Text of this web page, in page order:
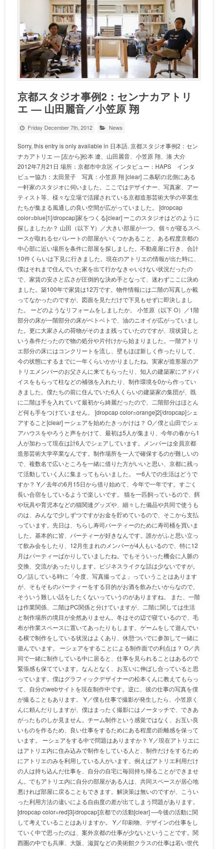
京都スタジオ事例2：センナカアトリ
エ — 山田麗音／小笠原 翔
Friday December 7th, 2012 News
Sorry, this entry is only available in 日本語. 京都スタジオ事例2：セン
ナカアトリエ — [左から]松本 遼、山田麗音、小笠原 翔、湊 大介
2012年7月21日 場所：京都市中京区 インタビュー：HAPS インタ
ビュー協力：太田景子 写真：小笠原 翔 [clear] 二条駅の北側にある
一軒家のスタジオに伺いました。ここではデザイナー、写真家、アー
ティスト等、様々な立場で活躍されている京都造形芸術大学の卒業生
たちが集まる風通しの良い空間が広がっていました。 [dropcap
color=blue]1[/dropcap]家をつくる[clear] ーこのスタジオはどのように
探しましたか？ 山田（以下 Y）／大きい部屋が一つ、個々が寝るスペ
ースが取れるセパレートの部屋がいくつかあること、ある程度京都の
中心部に近い場所を条件に部屋を探しました。不動産屋に行き、合計
10件くらいは下見に行きました。現在のアトリエの情報が出た時に、
僕はそれまで住んでいた家を出て行かなきゃいけない状況だったの
で、家賃の安さと広さが圧倒的な決め手となって、迷わずここに決め
ました。築100年で家賃は12万です。物件情報には二階の写真しか載
ってなかったのですが、図面を見ただけで下見もせずに即決しまし
た。 ーどのようなリフォームをしましたか。 小笠原（以下 O）／1階
部分の床が一階部分の床がベトベトで、油のニオイが広がっていまし
た。更に大家さんの荷物がそのまま残っていたのですが、現状貸しと
いう条件だったので物の処分や片付けから始まりました。一階アトリ
エ部分の床にはコンクリートを流し、壁もほぼ新しく作ったりして、
今の状態にするまでに一年くらいかかりましたね。実家が造形屋のア
トリエメンバーのお父さんに来てもらったり、知人の建築家にアドバ
イスをもらって柱などの補強を入れたり、制作環境を0から作ってい
きました。僕たちの前に住んでいた6人くらいの建築家の集団が、既
に二階は手を入れていて最初から綺麗だったので、二階部分はほとん
ど何も手をつけていません。 [dropcap color=orange]2[/dropcap]シェ
アすること[clear] ーシェアを始めたきっかけは？ O／僕と山田でシェ
アハウスをやろうと声をかけて、最初は5人が集まり、今年の春から1
人が加わって現在は計6人でシェアしています。メンバーは全員京都
造形芸術大学卒業なんです。制作場所を一人で確保するのが難しいの
で、複数名で広いところを一緒に借りた方がいいと思い、京都に残っ
て活動していく人に集まってもらいました。 ー6人での生活はどうで
すか？ Y／去年の6月15日から借り始めて、今年で一年です。すごく
長い合宿をしているようで楽しいです。 猫を一匹飼っているので、餌
や玩具や育児本などの猫関連グッズや、細々した備品や共同で使うも
のは、みんなで少しずつですがお金を貯めているので、そこから支払
っています。先日は、ちらし寿司パーティーのために寿司桶を買いま
した。基本的に皆、パーティーが好きなんです。誰かがふと思い立っ
て飲み会をしたり、12月生まれのメンバーが4人もいるので、特に12
月はパーティーばかりしていましたね。でもそういった機会に人脈の
交換、交流があったりします。ビジネスライクな話は少ないですが。
O／話している時に「今度、写真撮ってよ」っていうことはあります
が、そもそものパーティーをする目的がお酒を飲みたいからなので、
そういう難しい話をしたくないっていうのがありますね。 また、一階
は作業関係、二階はPC関係と分けていますが、二階に関しては生活
と制作場所の境目が全然ありません。冬はその辺で寝ているので、毛
布が作業スペースに置いてあったりもします。ゲームをして遊んでい
る横で制作をしている状況はよくあり、休憩ついでに参加して一緒に
遊んでいます。 ーシェアをすることによる制作面での利点は？ O／共
同で一緒に制作している中に居ると、仕事を見られることはあるので
緊張感も保てています。なんとなく、お互いに伸ばし合っていると思
っています。僕はグラフィックデザイナーの松本くんに教えてもらっ
て、自分のwebサイトを現在制作中です。逆に、彼の仕事の写真を僕
が撮ることもあります。 Y／僕も仕事で撮影が発生したら、小笠原く
んに頼んだりしますが、僕はまったく撮影にはノータッチで、できあ
がったものしか見ません。チーム制作という感覚ではなく、お互い良
いものを作るため、良い仕事をするためにある程度の距離感を保って
います。 ーシェアをする中で問題はありますか？ Y／現在アトリエに
はアトリエ内に住み込みで制作をしている人と、制作だけをするため
にアトリエのみを利用している人がいます。例えばアトリエ利用だけ
の人は持ち込んだ仕事を、自分の自宅に毎回持ち帰ることができませ
ん。でもアトリエ内に自分の部屋がある人は、共同スペースが居心地
悪ければ部屋に戻ることもできます。解決策は無いのですが、こうい
った利用方法の違いによる自由度の差が出てしまう問題があります。
[dropcap color=red]3[/dropcap]京都での活動[clear] —今後の活動に関
して考えていることはありますか。 Y／印刷物、デザインの仕事をし
ていく中で思ったのは、案外京都の仕事が少ないということです。関
西圏の中でも兵庫、大阪、滋賀などの美術館クラスの仕事は若い世代